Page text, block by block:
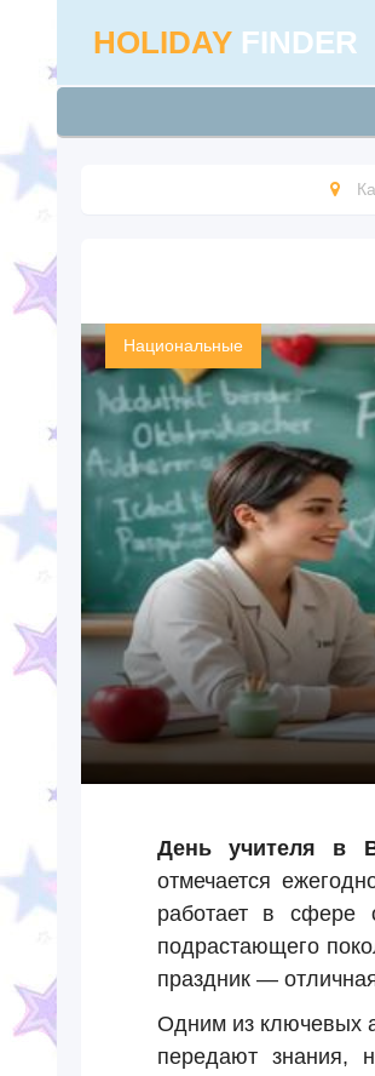
HOLIDAY FINDER
Национальные
День учителя в
отмечается
работает в сфере
подрастающего
праздник —
Одним из ключевых
передают знания,